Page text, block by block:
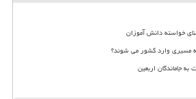
خواسته دانش آموزان
مسیری وارد کشور می شوند؟
جاماندگان اربعین